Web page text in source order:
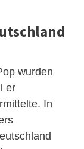
wurden
er
In